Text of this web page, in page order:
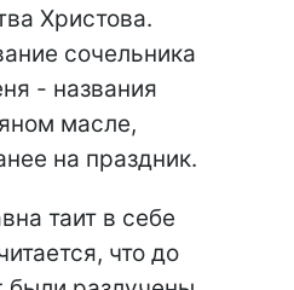
Христова.
сочельника
- названия
масле,
на праздник.
таит в себе
что до